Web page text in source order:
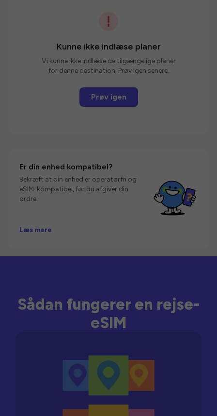
Kunne ikke indlæse planer
Vi kunne ikke indlæse de tilgængelige planer
for denne destination. Prøv igen senere.
Prøv igen
Er din enhed kompatibel?
Bekræft at din enhed er operatørfri og
eSIM-kompatibel, før du afgiver din
ordre.
Læs mere
Sådan fungerer en rejse-
eSIM